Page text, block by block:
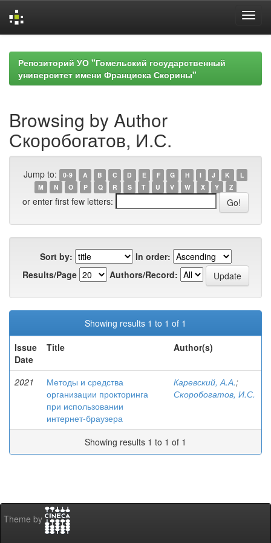
navigationРепозиторий УО "Гомельский государственный
университет имени Франциска Скорины"
Browsing by Author
Скоробогатов, И.С.
Jump to: 0-9 A B C D E F G H I J K
L
M
N O P Q R S T U V W X Y Z
or enter first few letters:
Sort by:
In order:
Results/Page
Authors/Record:
Showing results 1 to 1 of 1
Issue
Date
Title Author(s)
2021
Методы и средства
организации прокторинга
при использовании
интернет-браузера
Каревский, А.А.;
Скоробогатов, И.С.
Showing results 1 to 1 of 1
Theme by